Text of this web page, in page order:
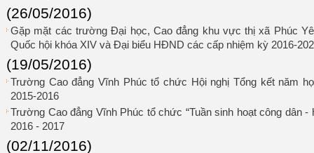
(26/05/2016)
Gặp mặt các trường Đại học, Cao đẳng khu vực thị xã Phúc
Quốc hội khóa XIV và Đại biểu HĐND các cấp nhiệm kỳ 2016-
(19/05/2016)
Trường Cao đẳng Vĩnh Phúc tổ chức Hội nghị Tổng kết năm
2015-2016
Trường Cao đẳng Vĩnh Phúc tổ chức “Tuần sinh hoạt công dân -
2016 - 2017
(02/11/2016)